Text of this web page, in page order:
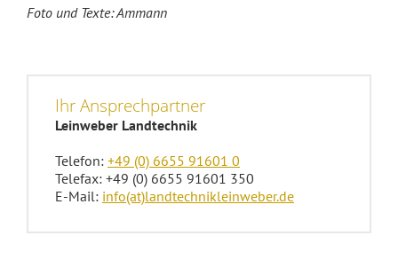
Foto und Texte: Ammann
Ihr Ansprechpartner
Leinweber Landtechnik
Telefon: +49 (0) 6655 91601 0
Telefax: +49 (0) 6655 91601 350
E-Mail: info(at)landtechnikleinweber.de